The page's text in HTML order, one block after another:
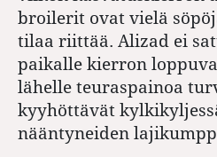
broilerit ovat vielä
tilaa riittää. Alizad ei
paikalle kierron
lähelle teuraspainoa
kyyhöttävät
nääntyneiden